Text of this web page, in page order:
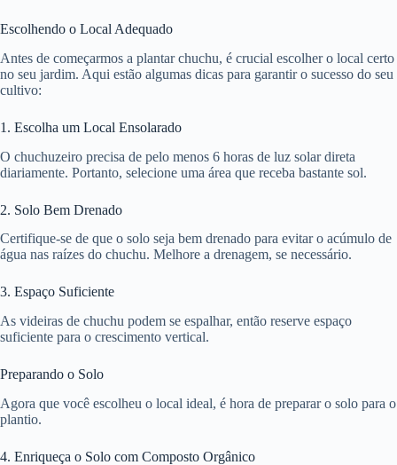
Escolhendo o Local Adequado
Antes de começarmos a plantar chuchu, é crucial escolher o local certo
no seu jardim. Aqui estão algumas dicas para garantir o sucesso do seu
cultivo:
1. Escolha um Local Ensolarado
O chuchuzeiro precisa de pelo menos 6 horas de luz solar direta
diariamente. Portanto, selecione uma área que receba bastante sol.
2. Solo Bem Drenado
Certifique-se de que o solo seja bem drenado para evitar o acúmulo de
água nas raízes do chuchu. Melhore a drenagem, se necessário.
3. Espaço Suficiente
As videiras de chuchu podem se espalhar, então reserve espaço
suficiente para o crescimento vertical.
Preparando o Solo
Agora que você escolheu o local ideal, é hora de preparar o solo para o
plantio.
4. Enriqueça o Solo com Composto Orgânico